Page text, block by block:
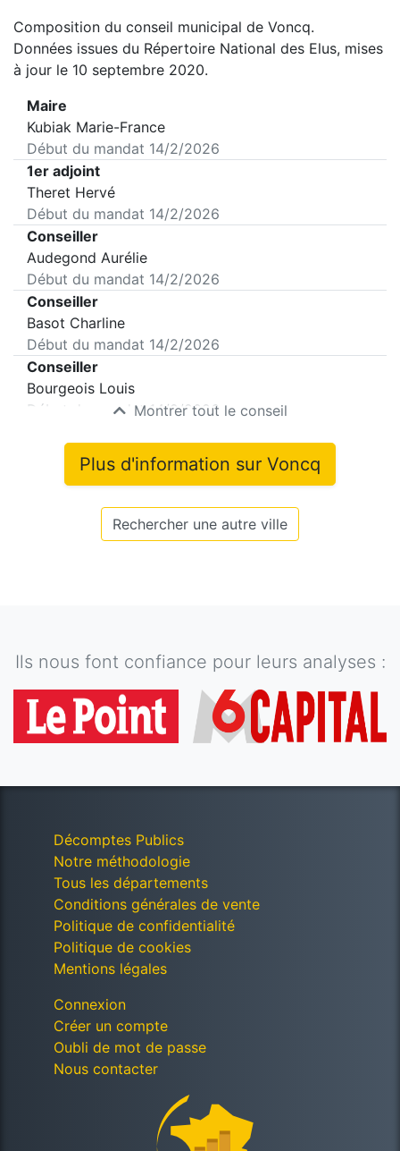
Composition du conseil municipal de Voncq.
Données issues du Répertoire National des Elus, mises
à jour le 10 septembre 2020.
Maire
Kubiak Marie-France
Début du mandat 14/2/2026
1er adjoint
Theret Hervé
Début du mandat 14/2/2026
Conseiller
Audegond Aurélie
Début du mandat 14/2/2026
Conseiller
Basot Charline
Début du mandat 14/2/2026
Conseiller
Bourgeois Louis
Début du mandat14/2/2026
Montrer tout le conseil
Plus d'information sur Voncq
Rechercher une autre ville
Ils nous font confiance pour leurs analyses :
Décomptes Publics
Notre méthodologie
Tous les départements
Conditions générales de vente
Politique de confidentialité
Politique de cookies
Mentions légales
Connexion
Créer un compte
Oubli de mot de passe
Nous contacter